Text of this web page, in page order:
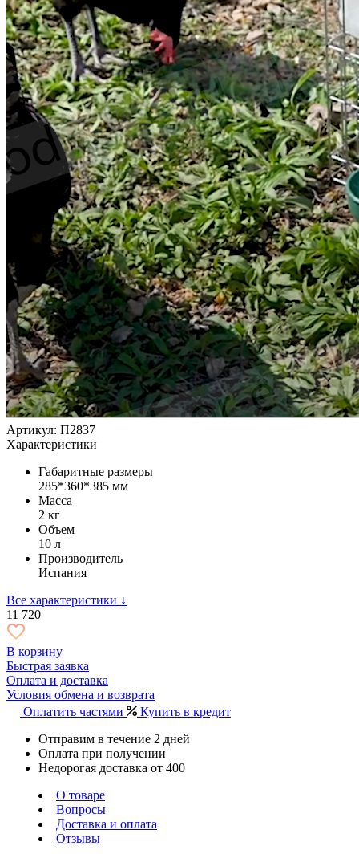
Артикул: П2837
Характеристики
Габаритные размеры
285*360*385 мм
Масса
2 кг
Объем
10 л
Производитель
Испания
Все характеристики ↓
11 720
В корзину
Быстрая заявка
Оплата и доставка
Условия обмена и возврата
Оплатить частями
Купить в кредит
Отправим в течение 2 дней
Оплата при получении
Недорогая доставка от 400
О товаре
Вопросы
Доставка и оплата
Отзывы